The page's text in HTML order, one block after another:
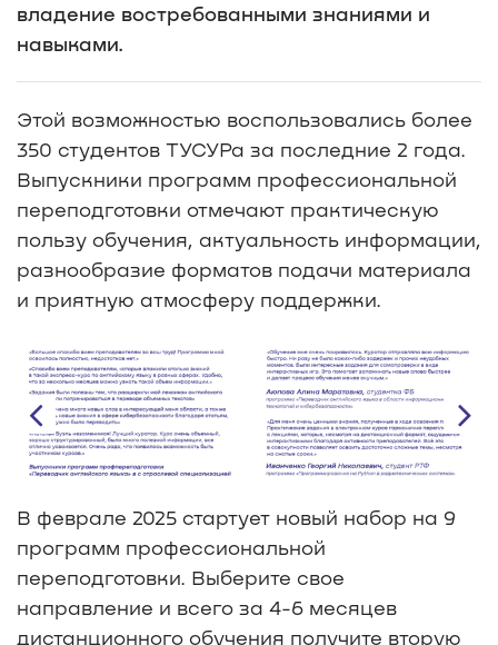
владение востребованными знаниями и
навыками.
Этой возможностью воспользовались более
350 студентов ТУСУРа за последние 2 года.
Выпускники программ профессиональной
переподготовки отмечают практическую
пользу обучения, актуальность информации,
разнообразие форматов подачи материала
и приятную атмосферу поддержки.
В феврале 2025 стартует новый набор на 9
программ профессиональной
переподготовки. Выберите свое
направление и всего за 4-6 месяцев
дистанционного обучения получите вторую